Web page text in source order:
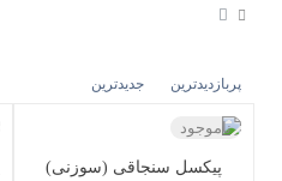
پربازدیدترین جدیدترین
پیکسل سنجاقی (سوزنی)
ناموجود